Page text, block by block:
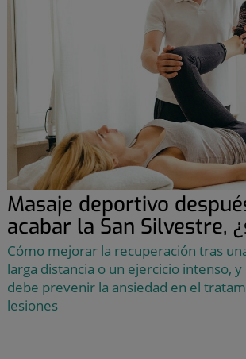
Masaje deportivo
acabar la San Silvestre,
Cómo mejorar la recuperación tras
larga distancia o un ejercicio intenso,
debe prevenir la ansiedad en el
lesiones